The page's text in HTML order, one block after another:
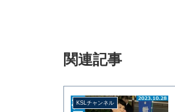
関連記事
KSLチャンネル